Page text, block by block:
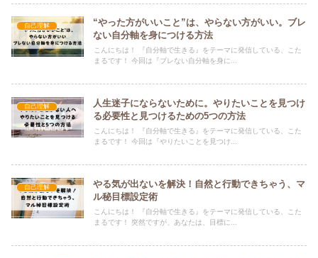
自己理解
“やった方がいいこと”は、やらない方がいい。ブレ
ない自分軸を身につける方法
こんにちは！ 『自分軸で生きる』をテーマに発信している、こた
まるです！ 今回は『ブレない自分軸を身に...
自己理解
人生迷子にならないために。やりたいことを見つけ
る必要性と見つけるための5つの方法
こんにちは！ 『自分軸で生きる』をテーマに発信している、こた
まるです！ 今回は『やりたいことを見つけ...
自己理解
やる気が出ないを解決！自然と行動できちゃう、マ
ル秘目標設定術
こんにちは！ 『自分軸で生きる』をテーマに発信している、こた
まるです！ 突然ですが、あなたは、目標に...